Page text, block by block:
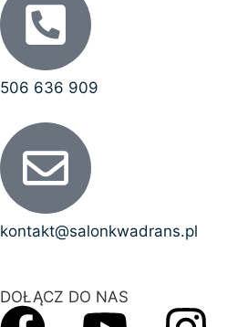
506 636 909
kontakt@salonkwadrans.pl
DOŁĄCZ DO NAS